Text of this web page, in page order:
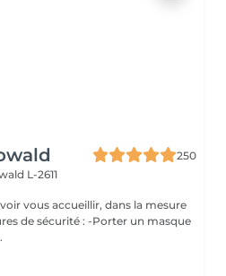
250
L-2611
vous accueillir, dans la mesure
de sécurité : -Porter un masque